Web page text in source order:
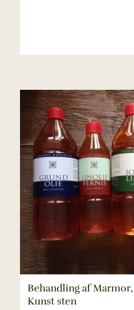
Behandling af
Kunst sten